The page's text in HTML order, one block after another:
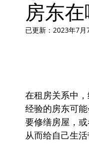
王期汉律师博客 韩丹
房东
已更新： 2023年7月
在租房关系中
经验的房东可
要修缮房屋，
从而给自己生活